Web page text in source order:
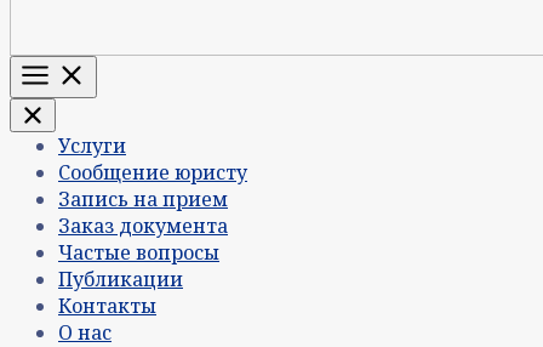
Меню
Услуги
Сообщение юристу
Запись на прием
Заказ документа
Частые вопросы
Публикации
Контакты
О нас